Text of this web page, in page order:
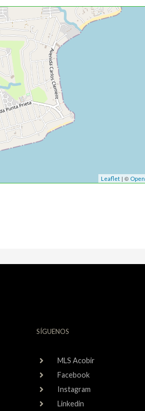
Leaflet | ©
SÍGUENOS
MLS Acobir
Facebook
Instagram
Linkedin